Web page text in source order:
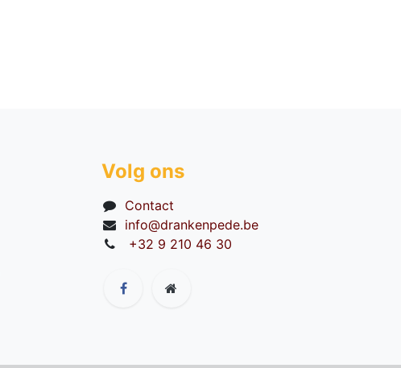
Volg ons
Contact
info@drankenpede.be
+32 9 210 46 30